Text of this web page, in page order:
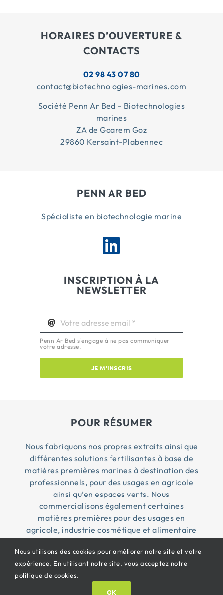
HORAIRES D’OUVERTURE &
CONTACTS
02 98 43 07 80
contact@biotechnologies-marines.com
Société Penn Ar Bed – Biotechnologies
marines
ZA de Goarem Goz
29860 Kersaint-Plabennec
PENN AR BED
Spécialiste en biotechnologie marine
INSCRIPTION À LA
NEWSLETTER
Penn Ar Bed s'engage à ne pas communiquer
votre adresse.
JE M'INSCRIS
POUR RÉSUMER
Nous fabriquons nos propres extraits ainsi que
différentes solutions fertilisantes à base de
matières premières marines à destination des
professionnels, pour des usages en agricole
ainsi qu’en espaces verts. Nous
commercialisons également certaines
matières premières pour des usages en
agricole, industrie cosmétique et alimentaire
© Copyright 2026 Penn Ar Bed ® | Tous droits
Mentions légales
Nous utilisons des cookies pour améliorer notre site et votre
expérience. En utilisant notre site, vous acceptez notre
politique de cookies.
OK